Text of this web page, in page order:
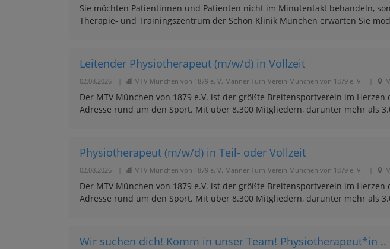
Sie möchten Patientinnen und Patienten nicht im Minutentakt behandeln,
Therapie- und Trainingszentrum der Schön Klinik München erwarten Sie
Leitender Physiotherapeut (m/w/d) in Vollzeit
02.08.2026 MTV München von 1879 e. V. Männer-Turn-Verein München von 1879 e. V.
Der MTV München von 1879 e.V. ist der größte Breitensportverein im
Adresse rund um den Sport. Mit über 8.300 Mitgliedern, darunter mehr als
Physiotherapeut (m/w/d) in Teil- oder Vollzeit
02.08.2026 MTV München von 1879 e. V. Männer-Turn-Verein München von 1879 e. V.
Der MTV München von 1879 e.V. ist der größte Breitensportverein im
Adresse rund um den Sport. Mit über 8.300 Mitgliedern, darunter mehr als
Wir suchen dich! Komm in unser Team! Physiotherapeut*in ..